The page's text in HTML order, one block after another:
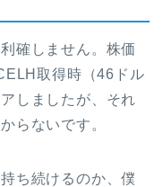
確しません。株価
取得時（46ドル
しましたが、それ
らないです。
ち続けるのか、僕